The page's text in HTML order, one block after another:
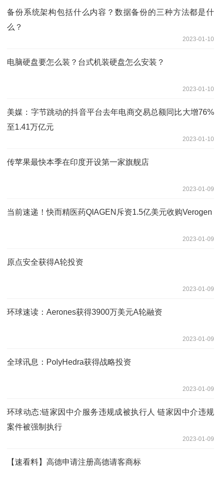
备份系统架构包括什么内容？数据备份的三种方法都是什
么？
2023-01-10
电脑硬盘要怎么装？台式机装硬盘怎么安装？
2023-01-10
美媒：字节跳动的抖音平台去年电商交易总额同比大增76%
至1.41万亿元
2023-01-10
传苹果最快本季在印度开设第一家旗舰店
2023-01-09
当前速递！快而精医药QIAGEN斥资1.5亿美元收购Verogen
2023-01-09
原点安全获得A轮投资
2023-01-09
环球速读：Aerones获得3900万美元A轮融资
2023-01-09
全球讯息：PolyHedra获得战略投资
2023-01-09
环球动态:链家因中介服务违规成被执行人 链家因中介违规
案件被强制执行
2023-01-09
【速看料】高德申请注册高德请客商标